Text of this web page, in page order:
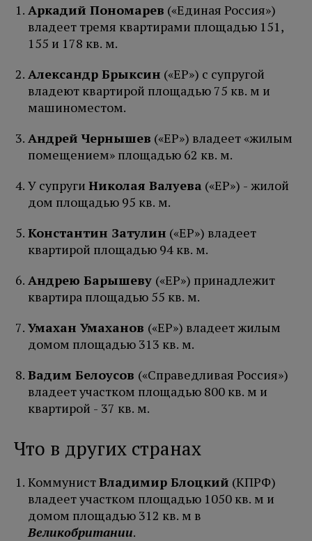
Аркадий Пономарев («Единая Россия»)
владеет тремя квартирами площадью 151,
155 и 178 кв. м.
Александр Брыксин («ЕР») с супругой
владеют квартирой площадью 75 кв. м и
машиноместом.
Андрей Чернышев («ЕР») владеет «жилым
помещением» площадью 62 кв. м.
У супруги Николая Валуева («ЕР») - жилой
дом площадью 95 кв. м.
Константин Затулин («ЕР») владеет
квартирой площадью 94 кв. м.
Андрею Барышеву («ЕР») принадлежит
квартира площадью 55 кв. м.
Умахан Умаханов («ЕР») владеет жилым
домом площадью 313 кв. м.
Вадим Белоусов («Справедливая Россия»)
владеет участком площадью 800 кв. м и
квартирой - 37 кв. м.
Что в других странах
КоммунистВладимир Блоцкий (КПРФ)
владеет участком площадью 1050 кв. м и
домом площадью 312 кв. м в
Великобритании.